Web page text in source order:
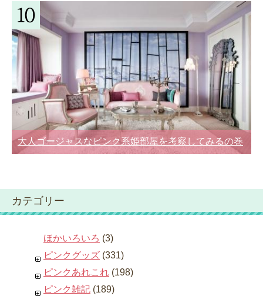
大人ゴージャスなピンク系姫部屋を考察してみるの巻
カテゴリー
ほかいろいろ (3)
ピンクグッズ (331)
ピンクあれこれ (198)
ピンク雑記 (189)